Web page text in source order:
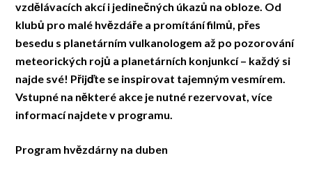
vzdělávacích akcí i jedinečných úkazů na obloze. Od
klubů pro malé hvězdáře a promítání filmů, přes
besedu s planetárním vulkanologem až po pozorování
meteorických rojů a planetárních konjunkcí – každý si
najde své! Přijďte se inspirovat tajemným vesmírem.
Vstupné na některé akce je nutné rezervovat, více
informací najdete v programu.
Program hvězdárny na duben